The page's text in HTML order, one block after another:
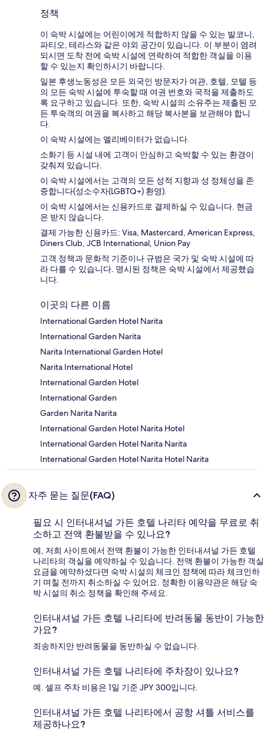
정책
이 숙박 시설에는 어린이에게 적합하지 않을 수 있는 발코니,
파티오, 테라스와 같은 야외 공간이 있습니다. 이 부분이 염려
되시면 도착 전에 숙박 시설에 연락하여 적합한 객실을 이용
할 수 있는지 확인하시기 바랍니다.
일본 후생노동성은 모든 외국인 방문자가 여관, 호텔, 모텔 등
의 모든 숙박 시설에 투숙할 때 여권 번호와 국적을 제출하도
록 요구하고 있습니다. 또한, 숙박 시설의 소유주는 제출된 모
든 투숙객의 여권을 복사하고 해당 복사본을 보관해야 합니
다.
이 숙박 시설에는 엘리베이터가 없습니다.
소화기 등 시설 내에 고객이 안심하고 숙박할 수 있는 환경이
갖춰져 있습니다.
이 숙박 시설에서는 고객의 모든 성적 지향과 성 정체성을 존
중합니다(성소수자(LGBTQ+) 환영).
이 숙박 시설에서는 신용카드로 결제하실 수 있습니다. 현금
은 받지 않습니다.
결제 가능한 신용카드: Visa, Mastercard, American Express,
Diners Club, JCB International, Union Pay
고객 정책과 문화적 기준이나 규범은 국가 및 숙박 시설에 따
라 다를 수 있습니다. 명시된 정책은 숙박 시설에서 제공했습
니다.
이곳의 다른 이름
International Garden Hotel Narita
International Garden Narita
Narita International Garden Hotel
Narita International Hotel
International Garden Hotel
International Garden
Garden Narita Narita
International Garden Hotel Narita Hotel
International Garden Hotel Narita Narita
International Garden Hotel Narita Hotel Narita
자주 묻는 질문(FAQ)
필요 시 인터내셔널 가든 호텔 나리타 예약을 무료로 취
소하고 전액 환불받을 수 있나요?
예, 저희 사이트에서 전액 환불이 가능한 인터내셔널 가든 호텔
나리타의 객실을 예약하실 수 있습니다. 전액 환불이 가능한 객실
요금을 예약하셨다면 숙박 시설의 체크인 정책에 따라 체크인하
기 며칠 전까지 취소하실 수 있어요. 정확한 이용약관은 해당 숙
박 시설의 취소 정책을 확인해 주세요.
인터내셔널 가든 호텔 나리타에 반려동물 동반이 가능한
가요?
죄송하지만 반려동물을 동반하실 수 없습니다.
인터내셔널 가든 호텔 나리타에 주차장이 있나요?
예. 셀프 주차 비용은 1일 기준 JPY 300입니다.
인터내셔널 가든 호텔 나리타에서 공항 셔틀 서비스를
제공하나요?